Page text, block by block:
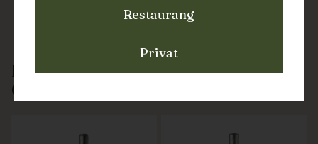
DRYCKER FRÅN
GIUSEPPE TRAVERSA
Restaurang
Privat